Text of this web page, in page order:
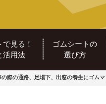
見る！
活用法
ゴムシートの
選び方
際の通路、足場下、出窓の養生にゴムマ